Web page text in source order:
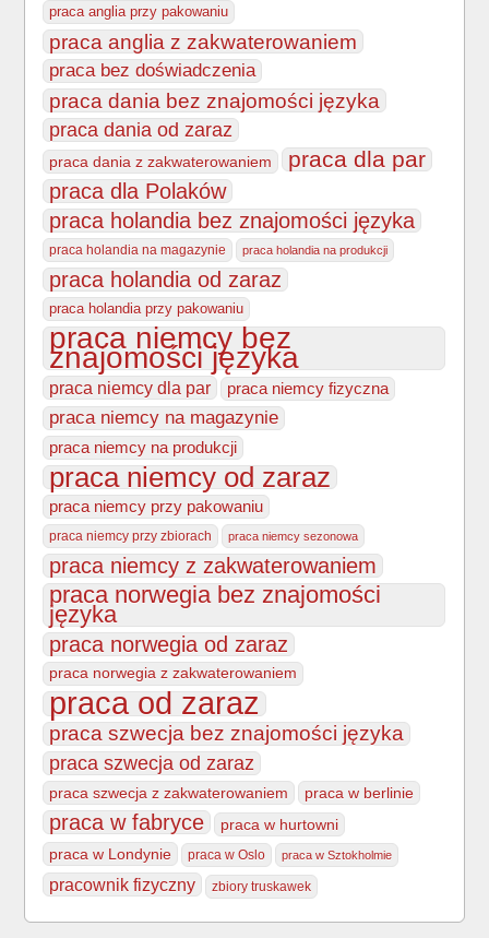
praca anglia przy pakowaniu
praca anglia z zakwaterowaniem
praca bez doświadczenia
praca dania bez znajomości języka
praca dania od zaraz
praca dania z zakwaterowaniem praca dla par
praca dla Polaków
praca holandia bez znajomości języka
praca holandia na magazynie praca holandia na produkcji
praca holandia od zaraz
praca holandia przy pakowaniu
praca niemcy bez
znajomości języka
praca niemcy dla par praca niemcy fizyczna
praca niemcy na magazynie
praca niemcy na produkcji
praca niemcy od zaraz
praca niemcy przy pakowaniu
praca niemcy przy zbiorach praca niemcy sezonowa
praca niemcy z zakwaterowaniem
praca norwegia bez znajomości
języka
praca norwegia od zaraz
praca norwegia z zakwaterowaniem
praca od zaraz
praca szwecja bez znajomości języka
praca szwecja od zaraz
praca szwecja z zakwaterowaniem praca w berlinie
praca w fabryce
praca w hurtowni
praca w Londynie
praca w Oslo praca w Sztokholmie
pracownik fizyczny zbiory truskawek